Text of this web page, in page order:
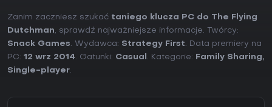
Zanim zaczniesz szukać taniego klucza PC do The Flying
Dutchman, sprawdź najważniejsze informacje. Twórcy:
Snack Games. Wydawca: Strategy First. Data premiery na
PC: 12 wrz 2014. Gatunki: Casual . Kategorie: Family Sharing,
Single-player.